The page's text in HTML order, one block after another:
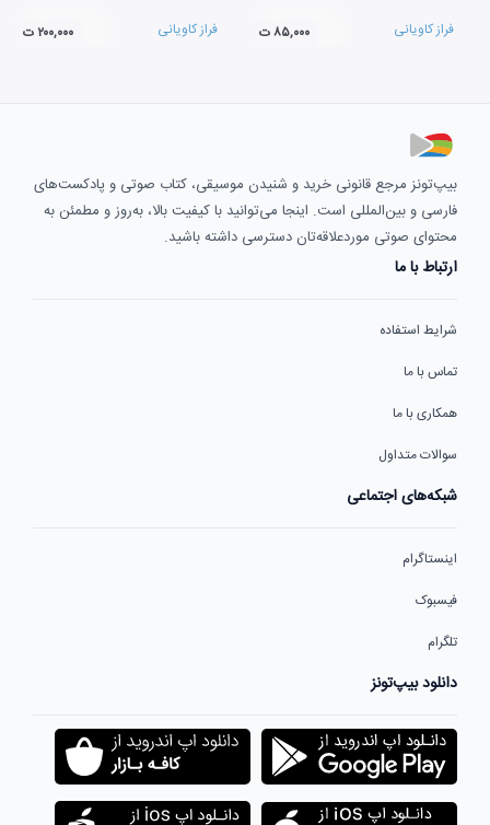
فراز کاویانی ۸۵,۰۰۰ ت فراز کاویانی ۲۰۰,۰۰۰ ت
بیپ‌تونز مرجع قانونی خرید و شنیدن موسیقی، کتاب صوتی و پادکست‌های
فارسی و بین‌المللی است. اینجا می‌توانید با کیفیت بالا، به‌روز و مطمئن به
محتوای صوتی موردعلاقه‌تان دسترسی داشته باشید.
ارتباط با ما
شرایط استفاده
تماس با ما
همکاری با ما
سوالات متداول
شبکه‌های اجتماعی
اینستاگرام
فیسبوک
تلگرام
دانلود بیپ‌تونز